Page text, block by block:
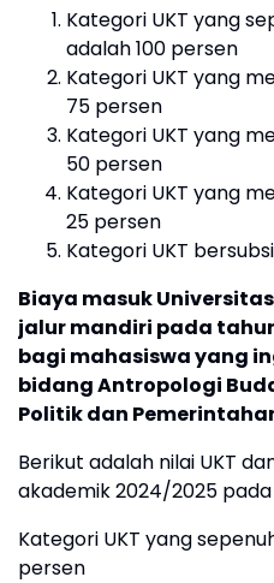
Kategori UKT yang
adalah 100 persen
Kategori UKT yang
75 persen
Kategori UKT yang
50 persen
Kategori UKT yang
25 persen
Kategori UKT
Biaya masuk
jalur mandiri pada
bagi mahasiswa yang
bidang Antropologi
Politik dan
Berikut adalah nilai UKT
akademik 2024/2025
Kategori UKT yang
persen